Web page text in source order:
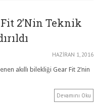
2’nin Teknik
HAZIRAN 1, 2016
akıllı bilekliği Gear Fit 2’nin
Devamını Oku